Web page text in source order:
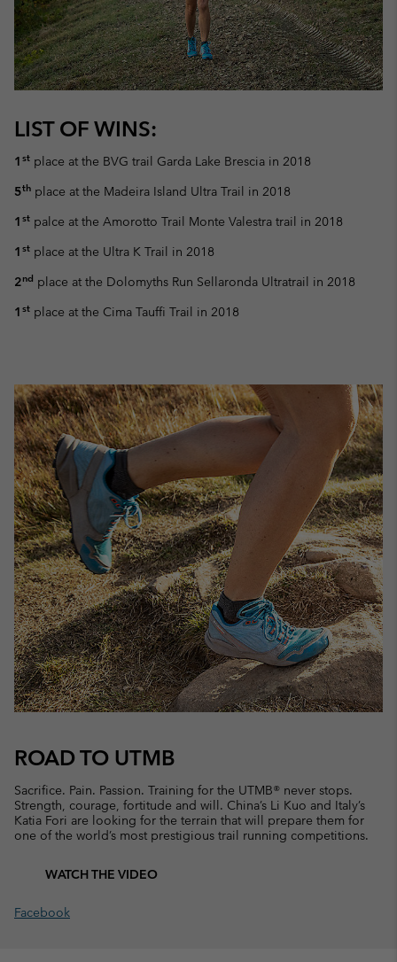
LIST OF WINS:
1 st place at the BVG trail Garda Lake Brescia in 2018
5th place at the Madeira Island Ultra Trail in 2018
1 st palce at the Amorotto Trail Monte Valestra trail in 2018
1 st place at the Ultra K Trail in 2018
2nd place at the Dolomyths Run Sellaronda Ultratrail in 2018
1 st place at the Cima Tauffi Trail in 2018
ROAD TO UTMB
Sacrifice. Pain. Passion. Training for the UTMB® never stops.
Strength, courage, fortitude and will. China’s Li Kuo and Italy’s
Katia Fori are looking for the terrain that will prepare them for
one of the world’s most prestigious trail running competitions.
WATCH THE VIDEO
Facebook